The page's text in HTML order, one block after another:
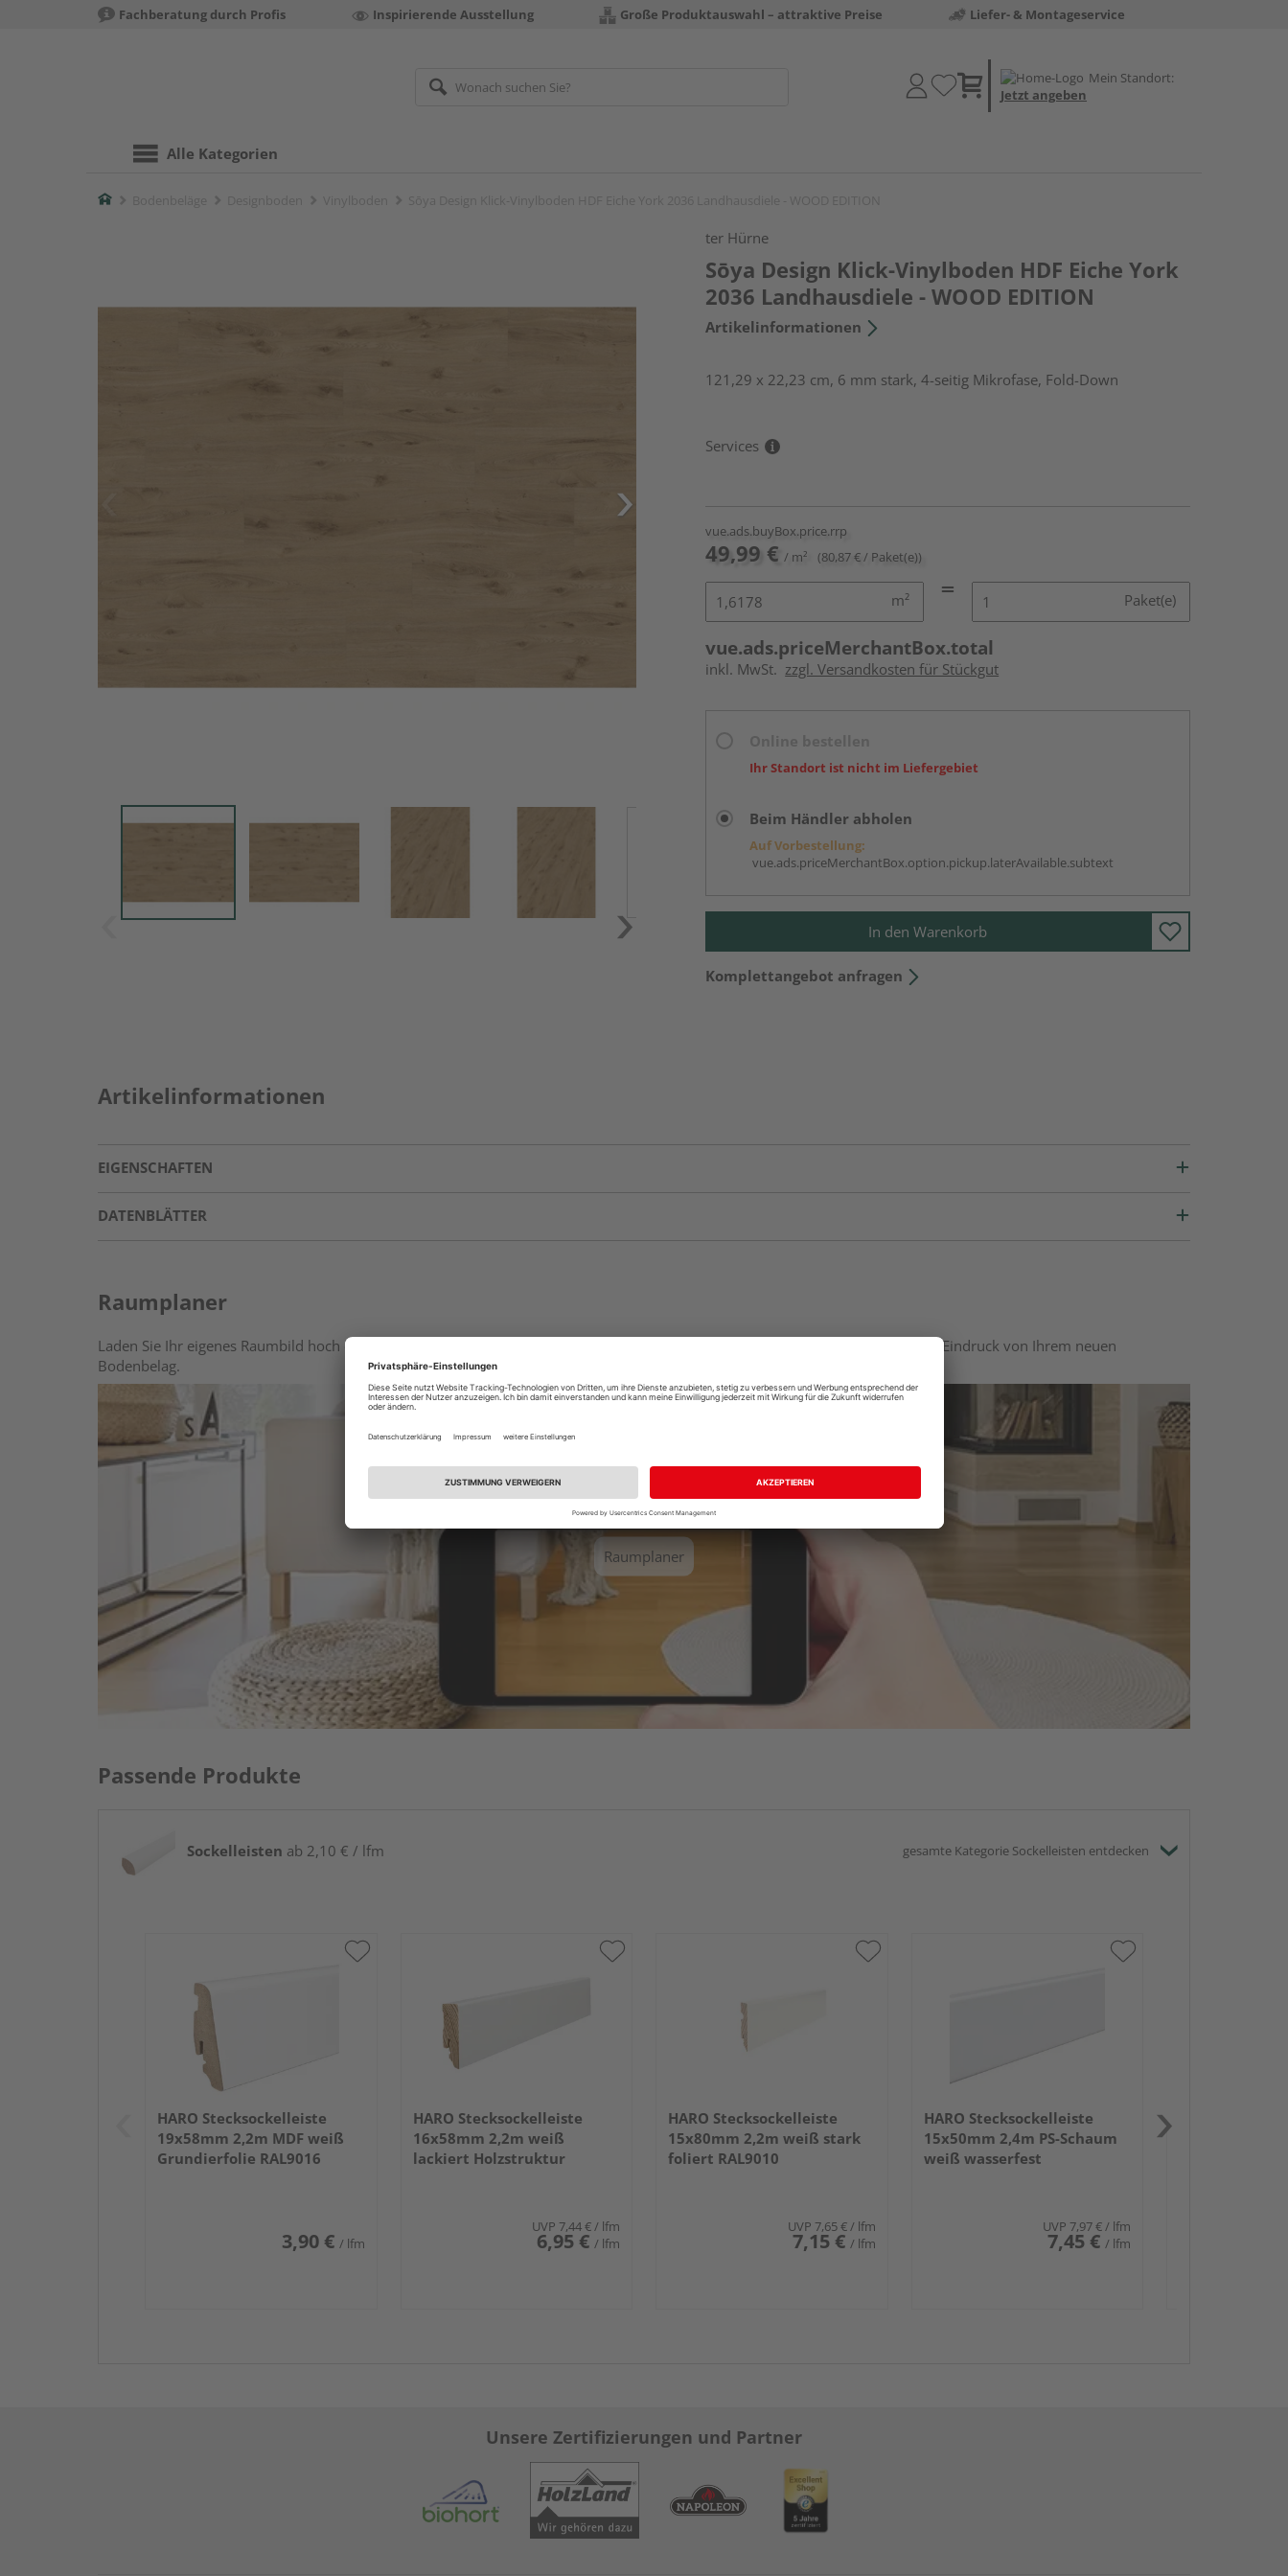
Fachberatung durch Profis Inspirierende Ausstellung Große Produktauswahl – attraktive Preise Liefer- & Montageservice
Mein Standort:
Jetzt angeben
Alle Kategorien
Home
ter Hürne
Sōya Design Klick-Vinylboden HDF Eiche York
2036 Landhausdiele - WOOD EDITION
Artikelinformationen
121,29 x 22,23 cm, 6 mm stark, 4-seitig Mikrofase, Fold-Down
Services
vue.ads.buyBox.price.rrp
49,99 € / m² (80,87 € / Paket(e))
m² Paket(e)
vue.ads.priceMerchantBox.total
inkl. MwSt. zzgl. Versandkosten für Stückgut
Ihr Standort ist nicht im Liefergebiet
Beim Händler abholen
Auf Vorbestellung:
vue.ads.priceMerchantBox.option.pickup.laterAvailable.subtext
In den Warenkorb
Komplettangebot anfragen
Artikelinformationen
EIGENSCHAFTEN
DATENBLÄTTER
Raumplaner
Laden Sie Ihr eigenes Raumbild hoch oder wählen Sie einen unserer vordefinierten Räume aus und erhalten Sie einen optischen Eindruck von Ihrem neuen
Bodenbelag.
Raumplaner
Passende Produkte
Sockelleisten ab 2,10 € / lfm gesamte Kategorie Sockelleisten entdecken
HARO Stecksockelleiste
19x58mm 2,2m MDF weiß
Grundierfolie RAL9016
3,90 € / lfm
HARO Stecksockelleiste
16x58mm 2,2m weiß
lackiert Holzstruktur
UVP 7,44 € / lfm
6,95 € / lfm
HARO Stecksockelleiste
15x80mm 2,2m weiß stark
foliert RAL9010
UVP 7,65 € / lfm
7,15 € / lfm
HARO Stecksockelleiste
15x50mm 2,4m PS-Schaum
weiß wasserfest
UVP 7,97 € / lfm
7,45 € / lfm
Unsere Zertifizierungen und Partner